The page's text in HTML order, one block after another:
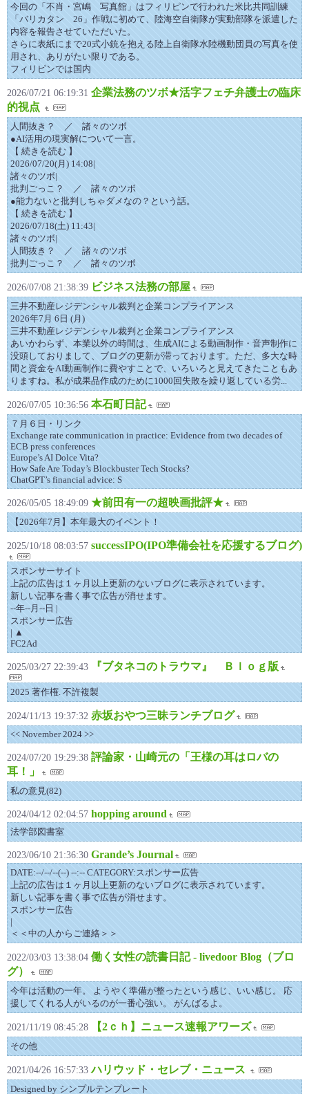
今回の「不肖・宮嶋 写真館」はフィリピンで行われた米比共同訓練
「バリカタン 26」作戦に初めて、陸海空自衛隊が実動部隊を派遣した
内容を報告させていただいた。
さらに表紙にまで20式小銃を抱える陸上自衛隊水陸機動団員の写真を使
用され、ありがたい限りである。
フィリピンでは国内
2026/07/21 06:19:31 企業法務のツボ★活字フェチ弁護士の臨床
的視点
人間抜き？ ／ 諸々のツボ
●AI活用の現実解について一言。
【 続きを読む 】
2026/07/20(月) 14:08|
諸々のツボ|
批判ごっこ？ ／ 諸々のツボ
●能力ないと批判しちゃダメなの？という話。
【 続きを読む 】
2026/07/18(土) 11:43|
諸々のツボ|
人間抜き？ ／ 諸々のツボ
批判ごっこ？ ／ 諸々のツボ
2026/07/08 21:38:39 ビジネス法務の部屋
三井不動産レジデンシャル裁判と企業コンプライアンス
2026年7月 6日 (月)
三井不動産レジデンシャル裁判と企業コンプライアンス
あいかわらず、本業以外の時間は、生成AIによる動画制作・音声制作に
没頭しておりまして、ブログの更新が滞っております。ただ、多大な時
間と資金をAI動画制作に費やすことで、いろいろと見えてきたこともあ
りますね。私が成果品作成のために1000回失敗を繰り返している労...
2026/07/05 10:36:56 本石町日記
７月６日・リンク
Exchange rate communication in practice: Evidence from two decades of
ECB press conferences
Europe’s AI Dolce Vita?
How Safe Are Today’s Blockbuster Tech Stocks?
ChatGPT’s financial advice: S
2026/05/05 18:49:09 ★前田有一の超映画批評★
【2026年7月】本年最大のイベント！
2025/10/18 08:03:57 successIPO(IPO準備会社を応援するブログ)
スポンサーサイト
上記の広告は１ヶ月以上更新のないブログに表示されています。
新しい記事を書く事で広告が消せます。
--年--月--日 |
スポンサー広告
| ▲
FC2Ad
2025/03/27 22:39:43 『ブタネコのトラウマ』 Ｂｌｏｇ版
2025 著作権. 不許複製
2024/11/13 19:37:32 赤坂おやつ三昧ランチブログ
<< November 2024 >>
2024/07/20 19:29:38 評論家・山崎元の「王様の耳はロバの
耳！」
私の意見(82)
2024/04/12 02:04:57 hopping around
法学部図書室
2023/06/10 21:36:30 Grande’s Journal
DATE:--/--/--(--) --:-- CATEGORY:スポンサー広告
上記の広告は１ヶ月以上更新のないブログに表示されています。
新しい記事を書く事で広告が消せます。
スポンサー広告
|
＜＜中の人からご連絡＞＞
2022/03/03 13:38:04 働く女性の読書日記 - livedoor Blog（ブロ
グ）
今年は活動の一年。 ようやく準備が整ったという感じ、いい感じ。 応
援してくれる人がいるのが一番心強い。 がんばるよ。
2021/11/19 08:45:28 【2ｃｈ】ニュース速報アワーズ
その他
2021/04/26 16:57:33 ハリウッド・セレブ・ニュース
Designed by シンプルテンプレート